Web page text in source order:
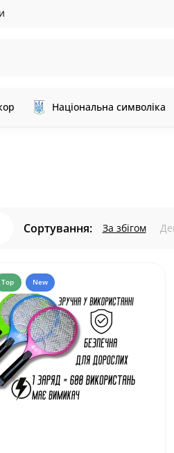
Національна символіка
Сортування: За збігом
Top New